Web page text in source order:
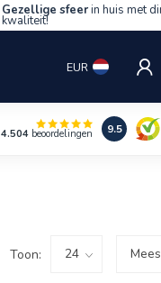
Gezellige sfeerin huis met
kwaliteit!
EUR
4.504 beoordelingen 9.5
Toon: